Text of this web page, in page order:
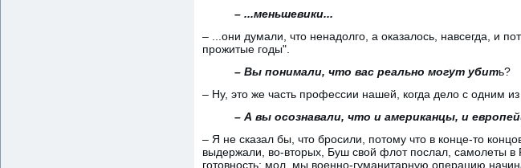
– ...меньшевики...
– ...они думали, что ненадолго, а оказалось, навсегда, и
прожитые годы".
– Вы понимали, что вас реально могут убить?
– Ну, это же часть профессии нашей, когда дело с одним
– А вы осознавали, что и американцы, и
– Я не сказал бы, что бросили, потому что в конце-то
выдержали, во-вторых, Буш свой флот послал, самолеты
готовность: мол, мы военно-гуманитарную операцию